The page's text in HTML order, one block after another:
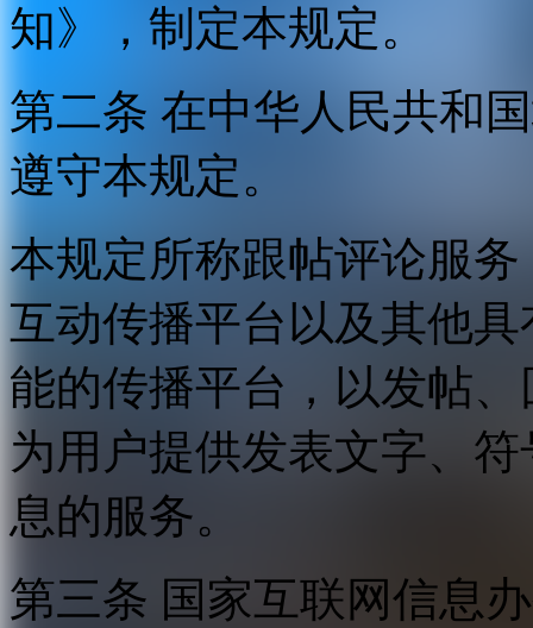
知》，制定本规定。
第二条 在中华人民共和
遵守本规定。
本规定所称跟帖评论服
互动传播平台以及其他
能的传播平台，以发帖
为用户提供发表文字、
息的服务。
第三条 国家互联网信息